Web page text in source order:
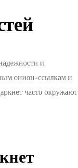
и
онион-ссылкам и
часто окружают